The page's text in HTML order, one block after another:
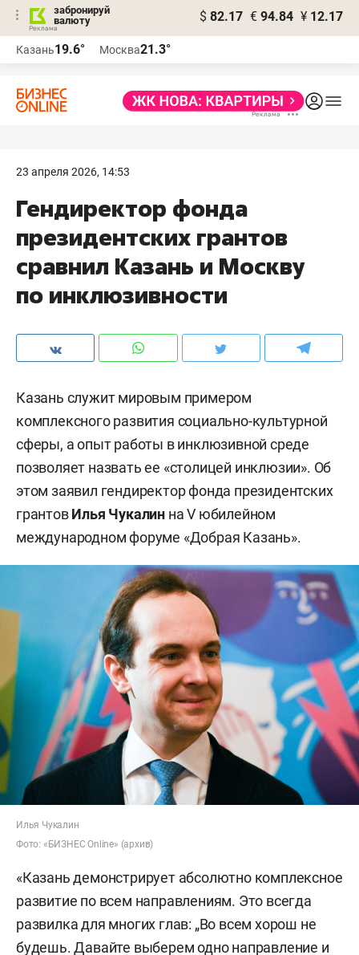
забронируй
валюту
$ 82.17 € 94.84 ¥ 12.17
Казань19.6° Москва21.3°
23 апреля 2026, 14:53
Гендиректор фонда
президентских грантов
сравнил Казань и Москву
по инклюзивности
Казань служит мировым примером
комплексного развития социально-культурной
сферы, а опыт работы в инклюзивной среде
позволяет назвать ее «столицей инклюзии». Об
этом заявил гендиректор фонда президентских
грантовИлья Чукалин на V юбилейном
международном форуме «Добрая Казань».
Илья Чукалин
Фото: «БИЗНЕС Online» (архив)
«Казань демонстрирует абсолютно комплексное
развитие по всем направлениям. Это всегда
развилка для многих глав: „Во всем хорош не
будешь. Давайте выберем одно направление и